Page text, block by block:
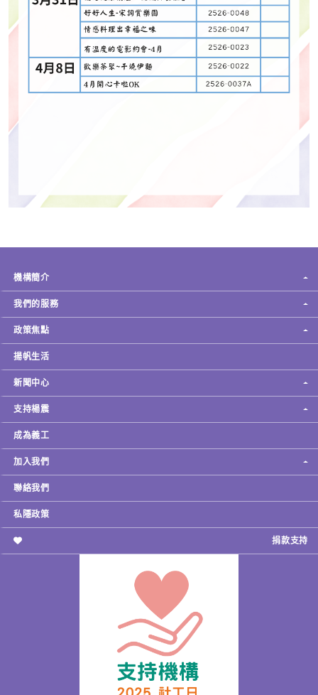
機構簡介
我們的服務
政策焦點
揚帆生活
新聞中心
支持楊震
成為義工
加入我們
聯絡我們
私隱政策
捐款支持